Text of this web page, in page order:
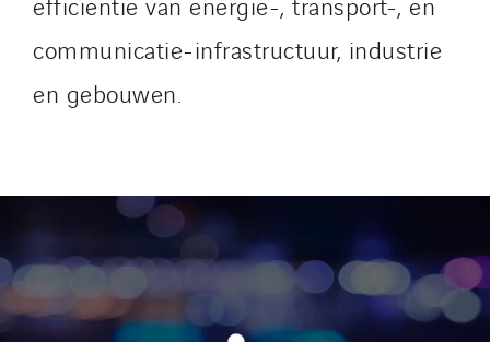
communicatie-infrastructuur, industrie
en gebouwen.